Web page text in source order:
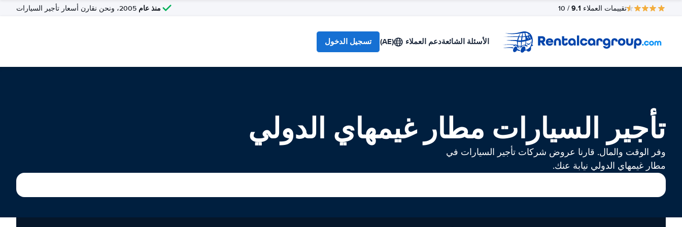
تقييمات العملاء 9.1
/ 10 منذ عام
الأسئلة الشائعةدعم العملاء (AE) تسجيل الدخول
تأجير السيارات مطار غيمهاي الدولي
وفر الوقت والمال. قارنا عروض شركات تأجير السيارات في
مطار غيمهاي الدولي نيابة عنك.